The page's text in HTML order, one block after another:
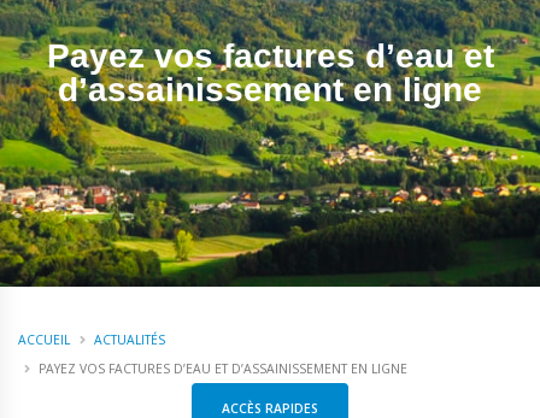
Payez vos factures d’eau et
d’assainissement en ligne
ACCUEIL
ACTUALITÉS
PAYEZ VOS FACTURES D’EAU ET D’ASSAINISSEMENT EN LIGNE
ACCÈS RAPIDES